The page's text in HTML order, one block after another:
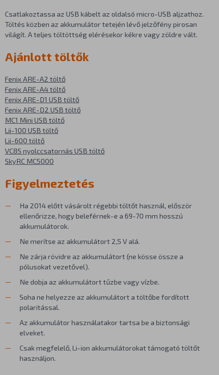
Csatlakoztassa az USB kábelt az oldalsó micro-USB aljzathoz.
Töltés közben az akkumulátor tetején lévő jelzőfény pirosan
világít. A teljes töltöttség elérésekor kékre vagy zöldre vált.
Ajánlott töltők
Fenix ARE-A2 töltő
Fenix ARE-A4 töltő
Fenix ARE-D1 USB töltő
Fenix ARE-D2 USB töltő
MC1 Mini USB töltő
Lii-100 USB töltő
Lii-600 töltő
VC8S nyolccsatornás USB töltő
SkyRC MC5000
Figyelmeztetés
Ha 2014 előtt vásárolt régebbi töltőt használ, először
ellenőrizze, hogy beleférnek-e a 69-70 mm hosszú
akkumulátorok.
Ne merítse az akkumulátort 2,5 V alá.
Ne zárja rövidre az akkumulátort (ne kösse össze a
pólusokat vezetővel).
Ne dobja az akkumulátort tűzbe vagy vízbe.
Soha ne helyezze az akkumulátort a töltőbe fordított
polaritással.
Az akkumulátor használatakor tartsa be a biztonsági
elveket.
Csak megfelelő, Li-ion akkumulátorokat támogató töltőt
használjon.